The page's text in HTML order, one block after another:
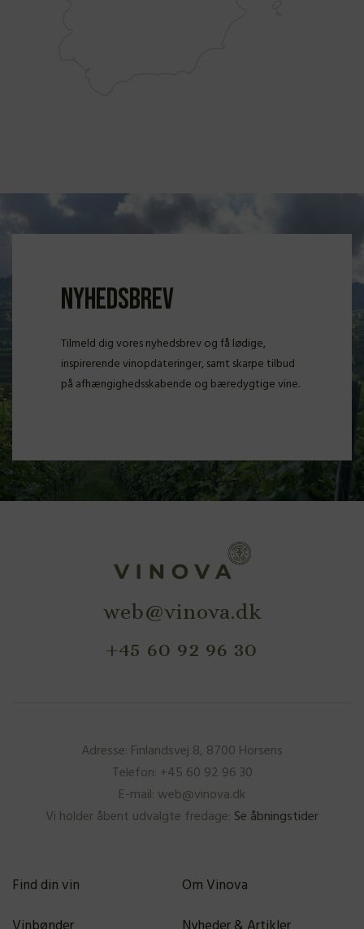
Nyhedsbrev
Tilmeld dig vores nyhedsbrev og få lødige,
inspirerende vinopdateringer, samt skarpe tilbud
på afhængighedsskabende og bæredygtige vine.
web@vinova.dk
+45 60 92 96 30
Adresse: Finlandsvej 8, 8700 Horsens
Telefon: +45 60 92 96 30
E-mail: web@vinova.dk
Vi holder åbent udvalgte fredage: Se åbningstider
Find din vin
Om Vinova